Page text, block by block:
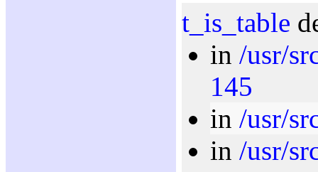
t_is_table
in /usr/
145
in /usr/
in /usr/